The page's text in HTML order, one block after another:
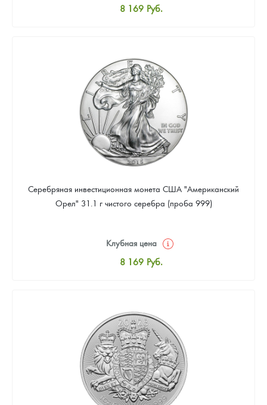
8 169 Руб.
Цена выкупа
Звоните
Серебряная инвестиционная монета США "Американский
Орел" 31.1 г чистого серебра (проба 999)
Клубная цена
8 169 Руб.
Цена выкупа
Звоните